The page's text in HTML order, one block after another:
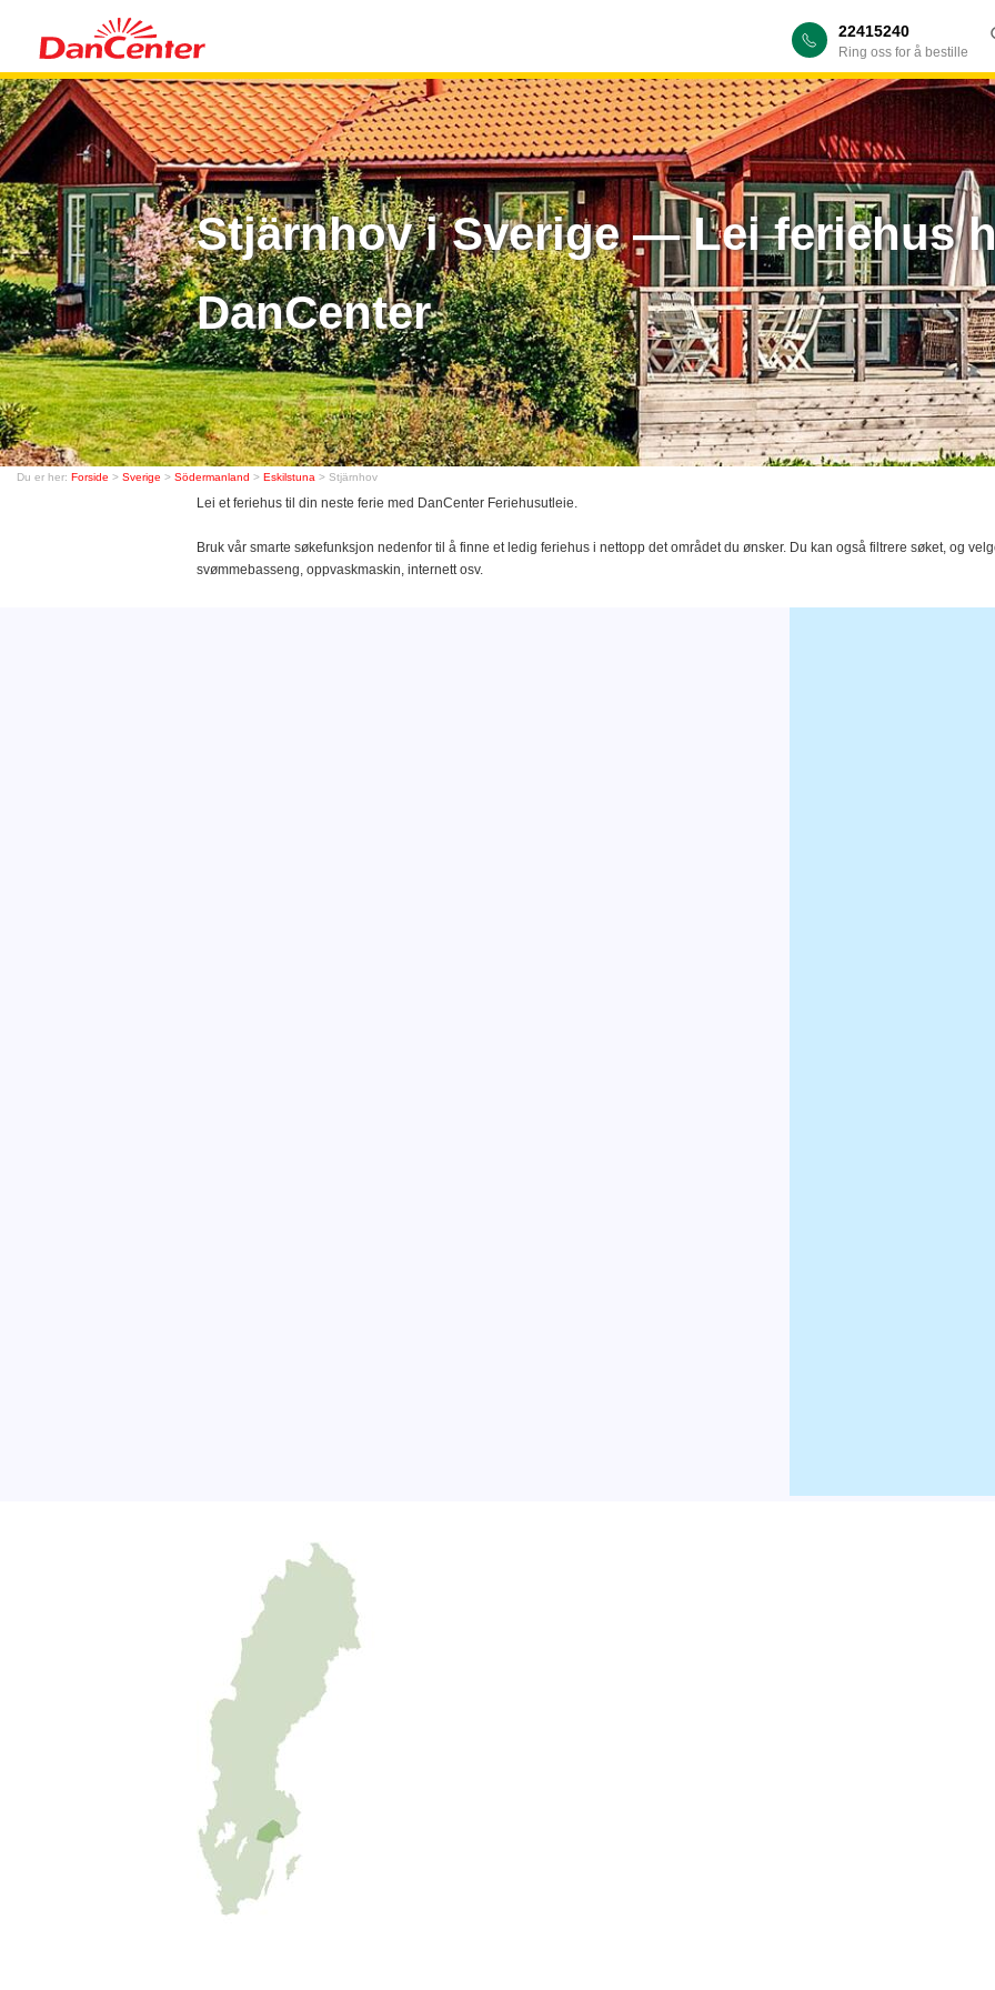
22415240
Ring oss for å bestille
Stjärnhov i Sverige — Lei feriehus
DanCenter
Du er her: Forside > Sverige > Södermanland > Eskilstuna > Stjärnhov
Lei et feriehus til din neste ferie med DanCenter Feriehusutleie.
Bruk vår smarte søkefunksjon nedenfor til å finne et ledig feriehus i nettopp det området du ønsker. Du kan også filtrere søket, og
svømmebasseng, oppvaskmaskin, internett osv.